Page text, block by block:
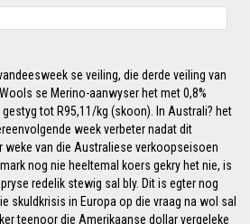
se veiling, die derde veiling van
se Merino-aanwyser het met 0,8%
tot R95,11/kg (skoon). In Australi? het
week verbeter nadat dit
weke van die Australiese verkoopseisoen
nog nie heeltemal koers gekry het nie, is
redelik stewig sal bly. Dit is egter nog
skuldkrisis in Europa op die vraag na wol sal
teenoor die Amerikaanse dollar vergeleke